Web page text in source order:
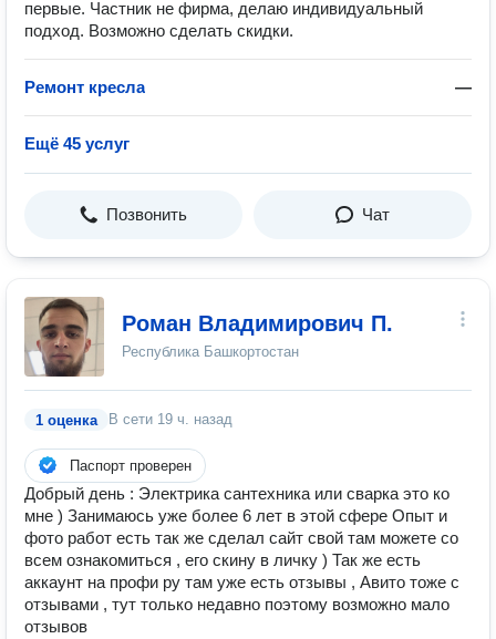
первые. Частник не фирма, делаю индивидуальный
подход. Возможно сделать скидки.
Ремонт кресла —
Ещё 45 услуг
Позвонить Чат
Роман Владимирович П.
Республика Башкортостан
1 оценка В сети 19 ч. назад
Паспорт проверен
Добрый день : Электрика сантехника или сварка это ко
мне ) Занимаюсь уже более 6 лет в этой сфере Опыт и
фото работ есть так же сделал сайт свой там можете со
всем ознакомиться , его скину в личку ) Так же есть
аккаунт на профи ру там уже есть отзывы , Авито тоже с
отзывами , тут только недавно поэтому возможно мало
отзывов